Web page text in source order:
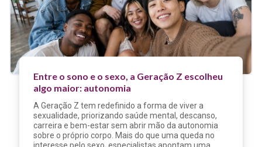
Entre o sono e o sexo, a Geração Z escolheu
algo maior: autonomia
A Geração Z tem redefinido a forma de viver a
sexualidade, priorizando saúde mental, descanso,
carreira e bem-estar sem abrir mão da autonomia
sobre o próprio corpo. Mais do que uma queda no